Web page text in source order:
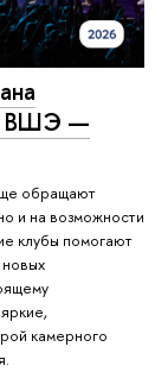
ВШЭ —
обращают
и на возможности
клубы помогают
камерного